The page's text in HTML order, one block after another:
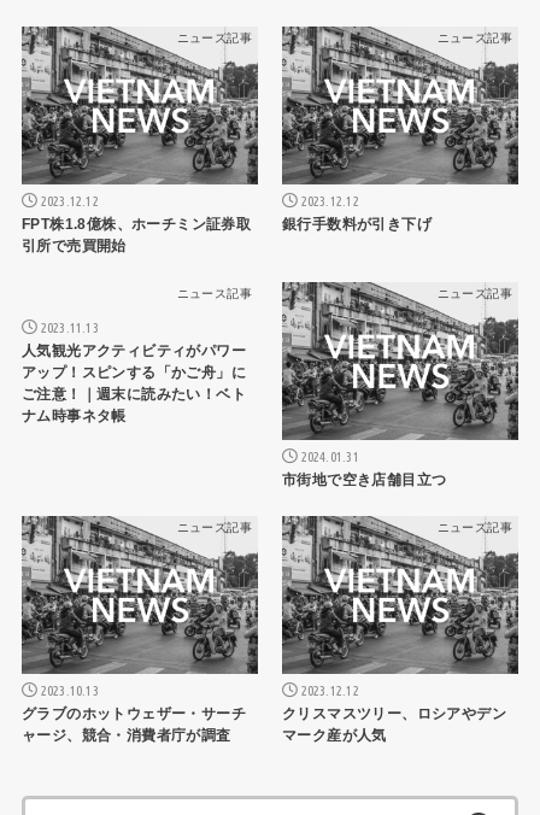
ニュース記事
2023.12.12
FPT株1.8億株、ホーチミン証券取
引所で売買開始
ニュース記事
2023.12.12
銀行手数料が引き下げ
ニュース記事
2023.11.13
人気観光アクティビティがパワー
アップ！スピンする「かご舟」に
ご注意！｜週末に読みたい！ベト
ナム時事ネタ帳
ニュース記事
2024.01.31
市街地で空き店舗目立つ
ニュース記事
2023.10.13
グラブのホットウェザー・サーチ
ャージ、競合・消費者庁が調査
ニュース記事
2023.12.12
クリスマスツリー、ロシアやデン
マーク産が人気